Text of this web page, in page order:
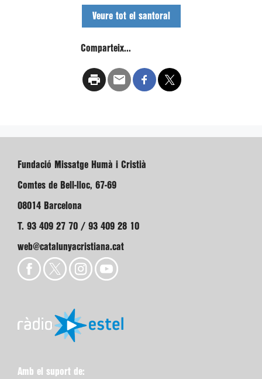
Veure tot el santoral
Comparteix...
Fundació Missatge Humà i Cristià
Comtes de Bell-lloc, 67-69
08014 Barcelona
T. 93 409 27 70 / 93 409 28 10
web@catalunyacristiana.cat
Amb el suport de: